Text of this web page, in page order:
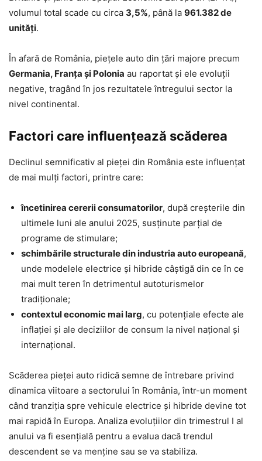
volumul total scade cu circa 3,5%, până la 961.382 de
unități.
În afară de România, piețele auto din țări majore precum
Germania, Franța și Polonia au raportat și ele evoluții
negative, tragând în jos rezultatele întregului sector la
nivel continental.
Factori care influențează scăderea
Declinul semnificativ al pieței din România este influențat
de mai mulți factori, printre care:
încetinirea cererii consumatorilor, după creșterile din
ultimele luni ale anului 2025, susținute parțial de
programe de stimulare;
schimbările structurale din industria auto europeană,
unde modelele electrice și hibride câștigă din ce în ce
mai mult teren în detrimentul autoturismelor
tradiționale;
contextul economic mai larg, cu potențiale efecte ale
inflației și ale deciziilor de consum la nivel național și
internațional.
Scăderea pieței auto ridică semne de întrebare privind
dinamica viitoare a sectorului în România, într-un moment
când tranziția spre vehicule electrice și hibride devine tot
mai rapidă în Europa. Analiza evoluțiilor din trimestrul I al
anului va fi esențială pentru a evalua dacă trendul
descendent se va menține sau se va stabiliza.